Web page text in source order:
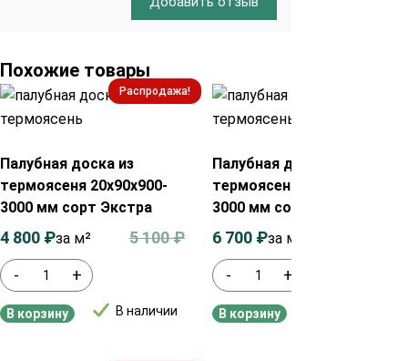
Похожие товары
Распродажа!
Палубная доска из
термоясеня 20х90х900-
3000 мм сорт Экстра
- +
В наличии
5 100₽
4 800 ₽за м²
В корзину
Палубная доска из
термоясеня 20х130х900-
3000 мм сорт Экстра
- +
6 700 ₽за м²
В корзину